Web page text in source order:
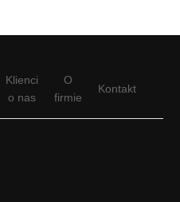
Klienci
o nas
O
firmie
Kontakt